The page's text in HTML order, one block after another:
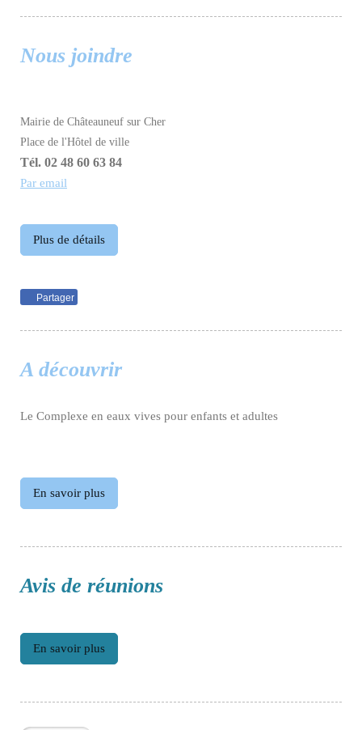
Nous joindre
Mairie de Châteauneuf sur Cher
Place de l'Hôtel de ville
Tél. 02 48 60 63 84
Par email
Plus de détails
Partager
A découvrir
Le Complexe en eaux vives pour enfants et adultes
En savoir plus
Avis de réunions
En savoir plus